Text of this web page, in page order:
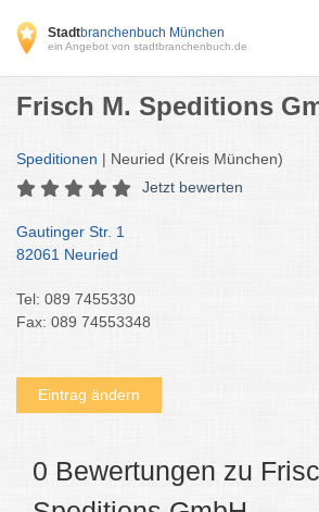
Stadtbranchenbuch München
ein Angebot von stadtbranchenbuch.de
Frisch M. Speditions
Speditionen | Neuried (Kreis München)
Jetzt bewerten
Gautinger Str. 1
82061 Neuried
Tel: 089 7455330
Fax: 089 74553348
Eintrag ändern
0 Bewertungen zu